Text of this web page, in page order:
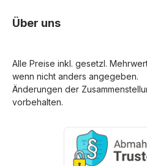
Über uns
Alle Preise inkl. gesetzl.
wenn nicht anders angegeben.
Änderungen der
vorbehalten.